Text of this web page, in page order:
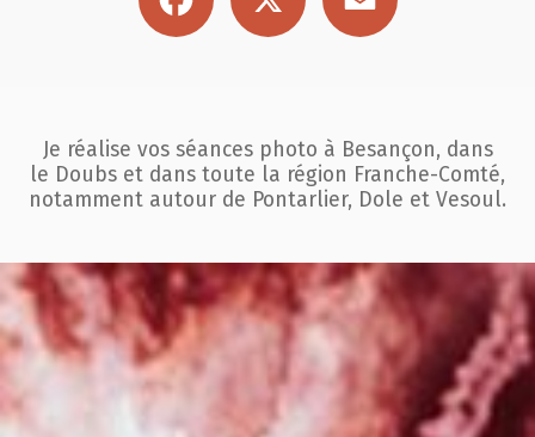
Je réalise vos séances photo à Besançon, dans
le Doubs et dans toute la région Franche-Comté,
notamment autour de Pontarlier, Dole et Vesoul.